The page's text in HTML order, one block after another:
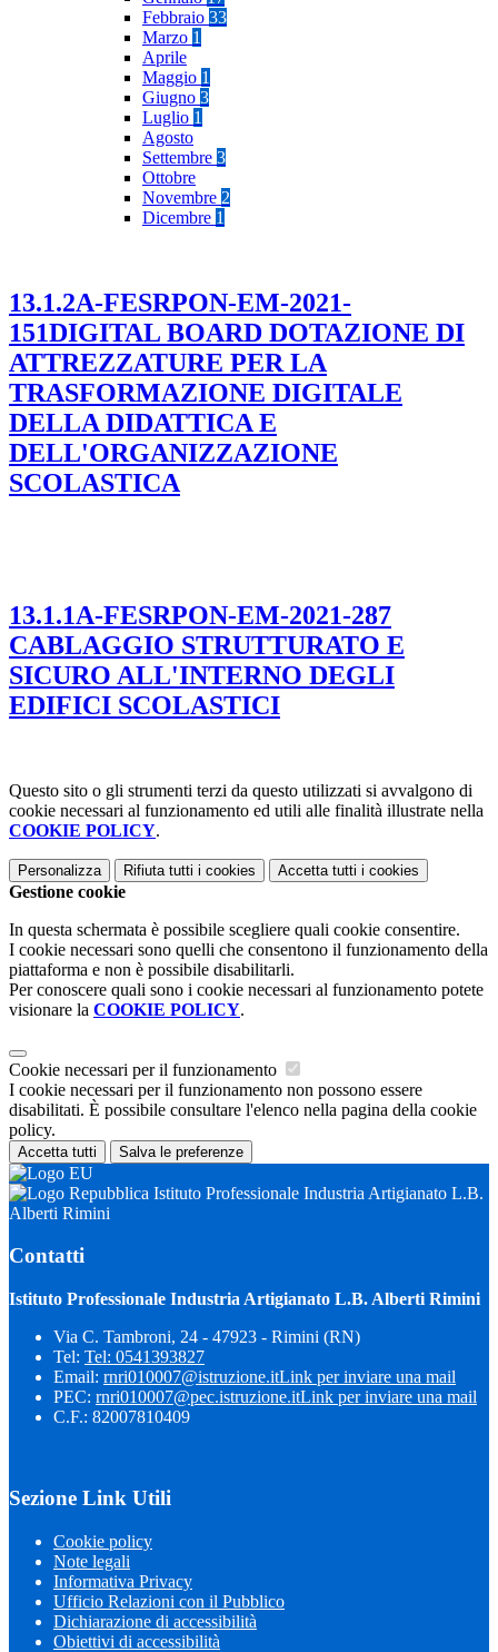
Febbraio 33
Marzo 1
Aprile
Maggio 1
Giugno 3
Luglio 1
Agosto
Settembre 3
Ottobre
Novembre 2
Dicembre 1
13.1.2A-FESRPON-EM-2021-
151DIGITAL BOARD DOTAZIONE DI
ATTREZZATURE PER LA
TRASFORMAZIONE DIGITALE
DELLA DIDATTICA E
DELL'ORGANIZZAZIONE
SCOLASTICA
13.1.1A-FESRPON-EM-2021-287
CABLAGGIO STRUTTURATO E
SICURO ALL'INTERNO DEGLI
EDIFICI SCOLASTICI
Questo sito o gli strumenti terzi da questo utilizzati si avvalgono di
cookie necessari al funzionamento ed utili alle finalità illustrate nella
COOKIE POLICY.
Personalizza Rifiuta tutti i cookies Accetta tutti i cookies
Gestione cookie
In questa schermata è possibile scegliere quali cookie consentire.
I cookie necessari sono quelli che consentono il funzionamento della
piattaforma e non è possibile disabilitarli.
Per conoscere quali sono i cookie necessari al funzionamento potete
visionare la COOKIE POLICY.
Cookie necessari per il funzionamento
I cookie necessari per il funzionamento non possono essere
disabilitati. È possibile consultare l'elenco nella pagina della cookie
policy.
Accetta tutti Salva le preferenze
Istituto Professionale Industria Artigianato L.B.
Alberti Rimini
Contatti
Istituto Professionale Industria Artigianato L.B. Alberti Rimini
Via C. Tambroni, 24 - 47923 - Rimini (RN)
Tel: Tel: 0541393827
Email: rnri010007@istruzione.itLink per inviare una mail
PEC: rnri010007@pec.istruzione.itLink per inviare una mail
C.F.: 82007810409
Sezione Link Utili
Cookie policy
Note legali
Informativa Privacy
Ufficio Relazioni con il Pubblico
Dichiarazione di accessibilità
Obiettivi di accessibilità